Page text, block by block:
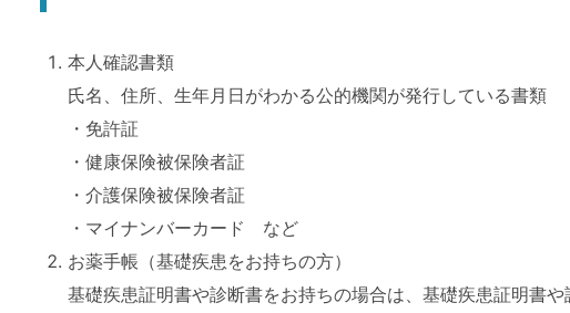
本人確認書類
氏名、住所、生年月日がわかる公的機関が発行している書類
・免許証
・健康保険被保険者証
・介護保険被保険者証
・マイナンバーカード など
お薬手帳（基礎疾患をお持ちの方）
基礎疾患証明書や診断書をお持ちの場合は、基礎疾患証明書や